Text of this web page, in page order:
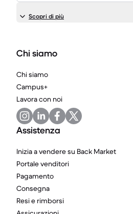
Scopri di più
Chi siamo
Chi siamo
Campus+
Lavora con noi
Assistenza
Inizia a vendere su Back Market
Portale venditori
Pagamento
Consegna
Resi e rimborsi